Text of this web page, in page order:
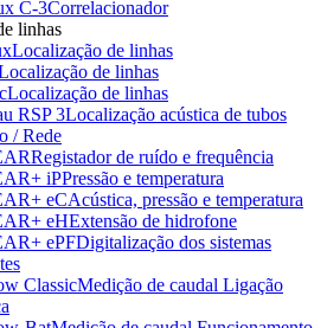
C-3Correlacionador
linhas
Localização de linhas
de linhas
Localização de linhas
RSP 3Localização acústica de tubos
/ Rede
Registador de ruído e frequência
iPPressão e temperatura
eCAcústica, pressão e temperatura
eHExtensão de hidrofone
ePFDigitalização dos sistemas
ClassicMedição de caudal Ligação